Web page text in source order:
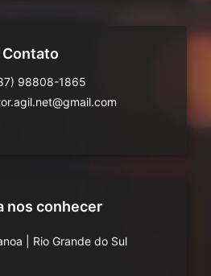
Contato
98808-1865
nos conhecer
Rio Grande do Sul